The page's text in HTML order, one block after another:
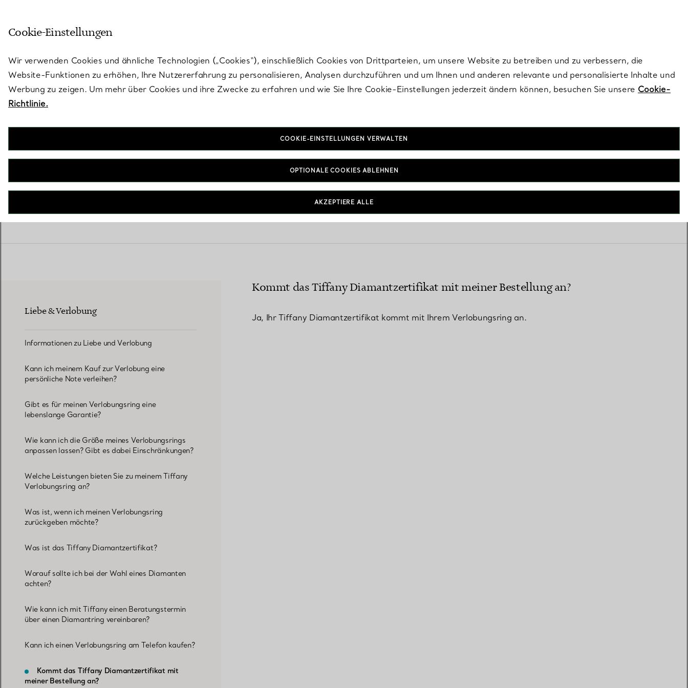
Vereinbaren Sie Ihren mit einem Tiffany-Diamantenexperten.
Liebe & Verlobung
FAQs
Liebe & Verlobung
Informationen zu Liebe und Verlobung
Kann ich meinem Kauf zur Verlobung eine
persönliche Note verleihen?
Gibt es für meinen Verlobungsring eine
lebenslange Garantie?
Wie kann ich die Größe meines Verlobungsrings
anpassen lassen? Gibt es dabei Einschränkungen?
Welche Leistungen bieten Sie zu meinem Tiffany
Verlobungsring an?
Was ist, wenn ich meinen Verlobungsring
zurückgeben möchte?
Was ist das Tiffany Diamantzertifikat?
Worauf sollte ich bei der Wahl eines Diamanten
achten?
Wie kann ich mit Tiffany einen Beratungstermin
über einen Diamantring vereinbaren?
Kann ich einen Verlobungsring am Telefon kaufen?
Kommt das Tiffany Diamantzertifikat mit
meiner Bestellung an?
Kommt das Tiffany Diamantzertifikat mit meiner Bestellung an?
Ja, Ihr Tiffany Diamantzertifikat kommt mit Ihrem Verlobungsring an.
Cookie-Einstellungen
Wir verwenden Cookies und ähnliche Technologien („Cookies“), einschließlich Cookies von Drittparteien, um unsere Website zu betreiben und zu verbessern, die
Website-Funktionen zu erhöhen, Ihre Nutzererfahrung zu personalisieren, Analysen durchzuführen und um Ihnen und anderen relevante und personalisierte Inhalte und
Werbung zu zeigen. Um mehr über Cookies und ihre Zwecke zu erfahren und wie Sie Ihre Cookie-Einstellungen jederzeit ändern können, besuchen Sie unsere Cookie-
Richtlinie.
COOKIE-EINSTELLUNGEN VERWALTEN
OPTIONALE COOKIES ABLEHNEN
AKZEPTIERE ALLE